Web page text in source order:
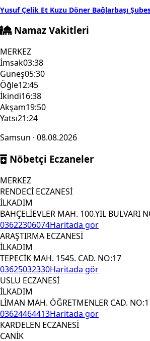
Yusuf Çelik Et Kuzu Döner Bağlarbaşı
Namaz Vakitleri
MERKEZ
İmsak03:38
Güneş05:30
Öğle12:45
İkindi16:38
Akşam19:50
Yatsı21:24
Samsun · 08.08.2026
Nöbetçi Eczaneler
MERKEZ
RENDECİ ECZANESİ
İLKADIM
BAHÇELİEVLER MAH. 100.YIL BULVARI
03622306074Haritada gör
ARAŞTIRMA ECZANESİ
İLKADIM
TEPECİK MAH. 1545. CAD. NO:17
03625032330Haritada gör
USLU ECZANESİ
İLKADIM
LİMAN MAH. ÖĞRETMENLER CAD. NO:1
03624464413Haritada gör
KARDELEN ECZANESİ
CANİK